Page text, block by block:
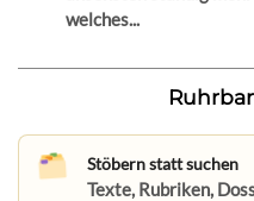
welches...
Stöbern statt suchen
Texte, Rubriken,